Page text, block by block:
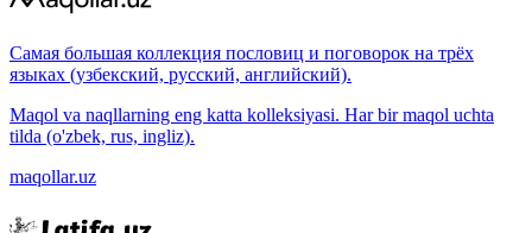
Самая большая коллекция пословиц и поговорок на трёх
языках (узбекский, русский, английский).
Maqol va naqllarning eng katta kolleksiyasi. Har bir maqol uchta
tilda (o'zbek, rus, ingliz).
maqollar.uz